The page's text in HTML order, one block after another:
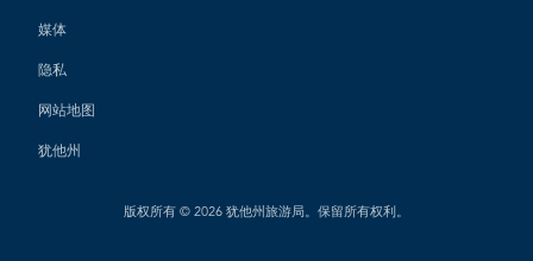
媒体
隐私
网站地图
犹他州
版权所有 © 2026 犹他州旅游局。保留所有权利。